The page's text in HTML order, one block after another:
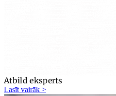
Atbild eksperts
Lasīt vairāk >